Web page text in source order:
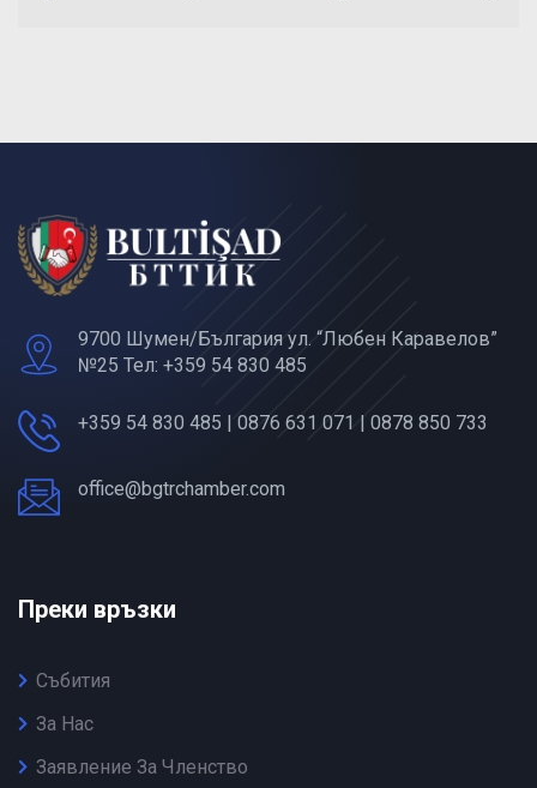
9700 Шумен/България ул. “Любен Каравелов”
№25 Тел: +359 54 830 485
+359 54 830 485 | 0876 631 071 | 0878 850 733
office@bgtrchamber.com
Преки връзки
Събития
За Нас
Заявление За Членство